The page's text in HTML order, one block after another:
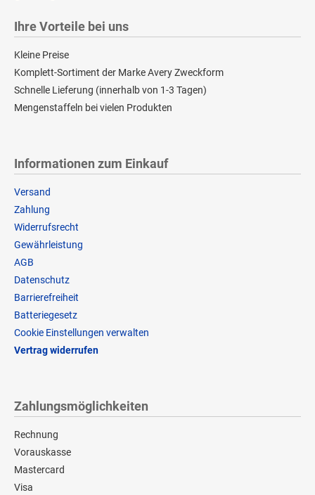
Ihre Vorteile bei uns
Kleine Preise
Komplett-Sortiment der Marke Avery Zweckform
Schnelle Lieferung (innerhalb von 1-3 Tagen)
Mengenstaffeln bei vielen Produkten
Informationen zum Einkauf
Versand
Zahlung
Widerrufsrecht
Gewährleistung
AGB
Datenschutz
Barrierefreiheit
Batteriegesetz
Cookie Einstellungen verwalten
Vertrag widerrufen
Zahlungsmöglichkeiten
Rechnung
Vorauskasse
Mastercard
Visa